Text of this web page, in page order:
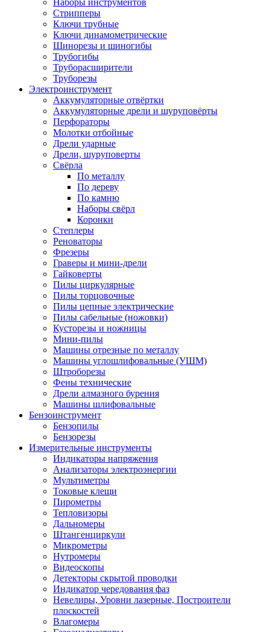
Стрипперы
Ключи трубные
Ключи динамометрические
Шинорезы и шиногибы
Трубогибы
Труборасширители
Труборезы
Электроинструмент
Аккумуляторные отвёртки
Аккумуляторные дрели и шуруповёрты
Перфораторы
Молотки отбойные
Дрели ударные
Дрели, шуруповерты
Свёрла
По металлу
По дереву
По камню
Наборы свёрл
Коронки
Степлеры
Реноваторы
Фрезеры
Граверы и мини-дрели
Гайковерты
Пилы циркулярные
Пилы торцовочные
Пилы цепные электрические
Пилы сабельные (ножовки)
Кусторезы и ножницы
Мини-пилы
Машины отрезные по металлу
Машины углошлифовальные (УШМ)
Штроборезы
Фены технические
Дрели алмазного бурения
Машины шлифовальные
Бензоинструмент
Бензопилы
Бензорезы
Измерительные инструменты
Индикаторы напряжения
Анализаторы электроэнергии
Мультиметры
Токовые клещи
Пирометры
Тепловизоры
Дальномеры
Штангенциркули
Микрометры
Нутромеры
Видеоскопы
Детекторы скрытой проводки
Индикатор чередования фаз
Невелиры, Уровни лазерные, Построители
плоскостей
Влагомеры